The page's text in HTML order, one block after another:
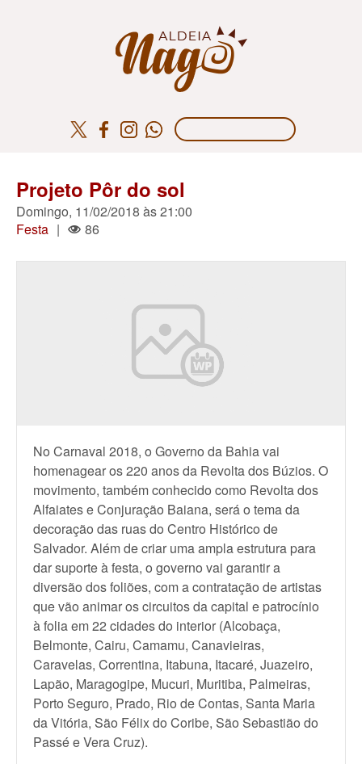
Projeto Pôr do sol
Domingo, 11/02/2018 às 21:00
Festa | 86
No Carnaval 2018, o Governo da Bahia vai
homenagear os 220 anos da Revolta dos Búzios. O
movimento, também conhecido como Revolta dos
Alfaiates e Conjuração Baiana, será o tema da
decoração das ruas do Centro Histórico de
Salvador. Além de criar uma ampla estrutura para
dar suporte à festa, o governo vai garantir a
diversão dos foliões, com a contratação de artistas
que vão animar os circuitos da capital e patrocínio
à folia em 22 cidades do interior (Alcobaça,
Belmonte, Cairu, Camamu, Canavieiras,
Caravelas, Correntina, Itabuna, Itacaré, Juazeiro,
Lapão, Maragogipe, Mucuri, Muritiba, Palmeiras,
Porto Seguro, Prado, Rio de Contas, Santa Maria
da Vitória, São Félix do Coribe, São Sebastião do
Passé e Vera Cruz).